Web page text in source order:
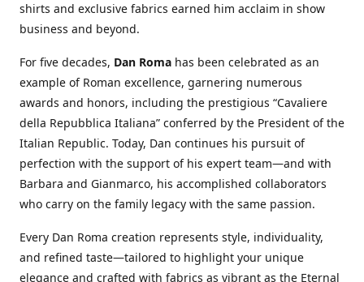
shirts and exclusive fabrics earned him acclaim in show
business and beyond.
For five decades, Dan Roma has been celebrated as an
example of Roman excellence, garnering numerous
awards and honors, including the prestigious “Cavaliere
della Repubblica Italiana” conferred by the President of the
Italian Republic. Today, Dan continues his pursuit of
perfection with the support of his expert team—and with
Barbara and Gianmarco, his accomplished collaborators
who carry on the family legacy with the same passion.
Every Dan Roma creation represents style, individuality,
and refined taste—tailored to highlight your unique
elegance and crafted with fabrics as vibrant as the Eternal